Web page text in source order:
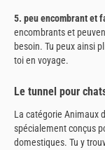
5. peu encombrant et
encombrants et
besoin. Tu peux ainsi
toi en voyage.
Le tunnel pour
La catégorie Animaux
spécialement conçus
domestiques. Tu y